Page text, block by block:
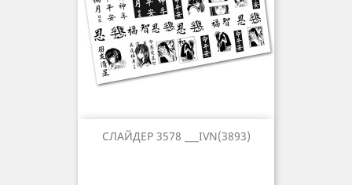
СЛАЙДЕР 3578 ___IVN(3893)